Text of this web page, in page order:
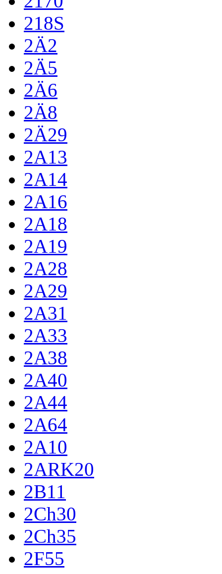
218S
2Ä2
2Ä5
2Ä6
2Ä8
2Ä29
2A13
2A14
2A16
2A18
2A19
2A28
2A29
2A31
2A33
2A38
2A40
2A44
2A64
2A10
2ARK20
2B11
2Ch30
2Ch35
2F55